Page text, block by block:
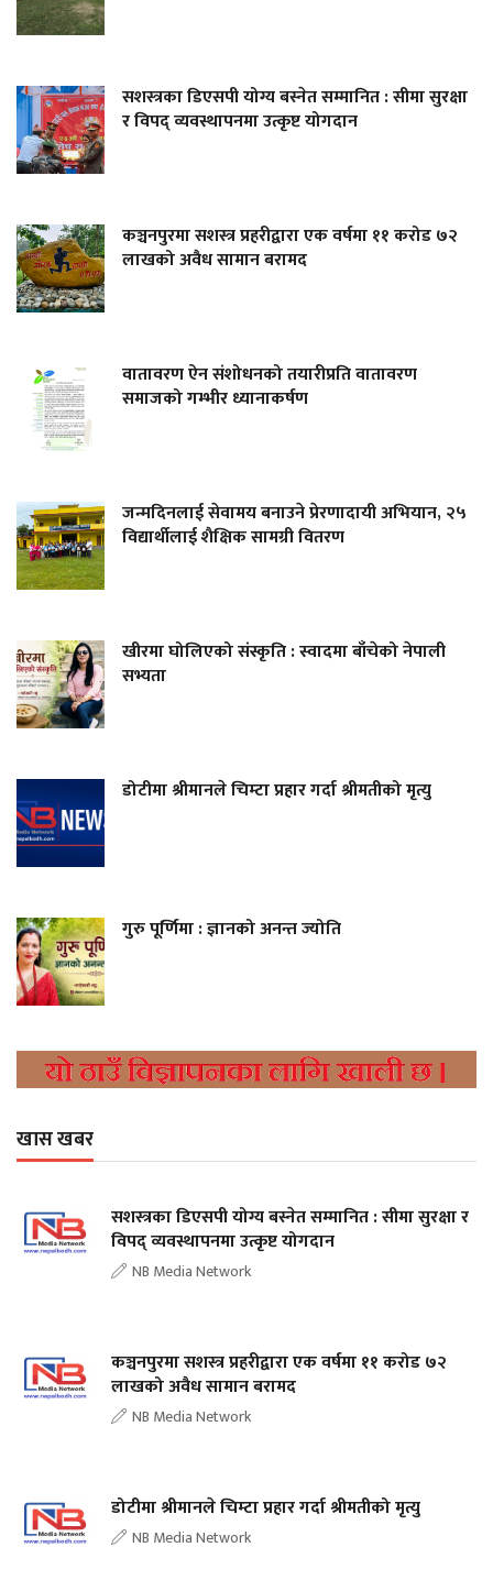
सशस्त्रका डिएसपी योग्य बस्नेत सम्मानित : सीमा सुरक्षा
र विपद् व्यवस्थापनमा उत्कृष्ट योगदान
कञ्चनपुरमा सशस्त्र प्रहरीद्वारा एक वर्षमा ११ करोड ७२
लाखको अवैध सामान बरामद
वातावरण ऐन संशोधनको तयारीप्रति वातावरण
समाजको गम्भीर ध्यानाकर्षण
जन्मदिनलाई सेवामय बनाउने प्रेरणादायी अभियान, २५
विद्यार्थीलाई शैक्षिक सामग्री वितरण
खीरमा घोलिएको संस्कृति : स्वादमा बाँचेको नेपाली
सभ्यता
डोटीमा श्रीमानले चिम्टा प्रहार गर्दा श्रीमतीको मृत्यु
गुरु पूर्णिमा : ज्ञानको अनन्त ज्योति
खास खबर
सशस्त्रका डिएसपी योग्य बस्नेत सम्मानित : सीमा सुरक्षा र
विपद् व्यवस्थापनमा उत्कृष्ट योगदान
NB Media Network
कञ्चनपुरमा सशस्त्र प्रहरीद्वारा एक वर्षमा ११ करोड ७२
लाखको अवैध सामान बरामद
NB Media Network
डोटीमा श्रीमानले चिम्टा प्रहार गर्दा श्रीमतीको मृत्यु
NB Media Network